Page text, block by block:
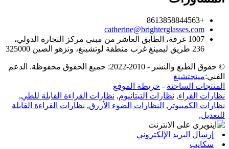
+8613858844563
catherine@brighterglasses.com
1007 غرفة، الطابق العاشر من مبنى مركز التجارة الدولي،
236 طريق ليمينغ غرب منطقة لوتشينغ، ونزهو الصين 325000
© حقوق الطبع والنشر - 2010-2022: جميع الحقوق محفوظة. الدعم
الفني:مينجتشنغ
المنتجات الساخنة - خريطة الموقع
نظارات القراء, نظارات التيتانيوم, نظارات القراءة القابلة للطي,
نظارات الكمبيوتر , النظارات الضوء الأزرق, نظارات القراءة القابلة
للتعديل,
إرسال البريد الإلكتروني
سكايب